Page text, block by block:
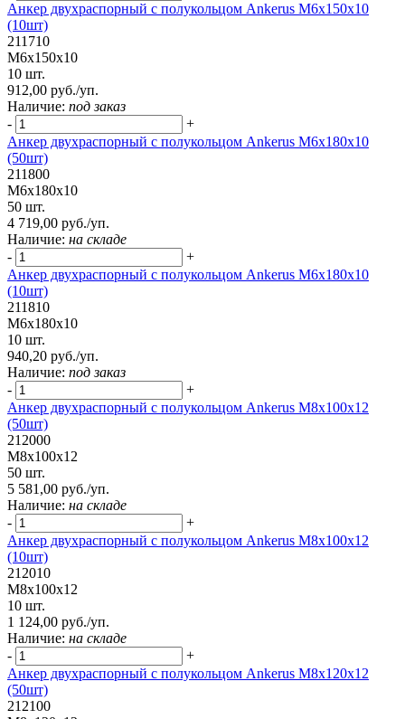
Анкер двухраспорный с полукольцом Ankerus М6х150х10
(10шт)
211710
М6х150х10
10 шт.
912,00 руб./уп.
Наличие: под заказ
-
+
Анкер двухраспорный с полукольцом Ankerus М6х180х10
(50шт)
211800
М6х180х10
50 шт.
4 719,00 руб./уп.
Наличие: на складе
-
+
Анкер двухраспорный с полукольцом Ankerus М6х180х10
(10шт)
211810
М6х180х10
10 шт.
940,20 руб./уп.
Наличие: под заказ
-
+
Анкер двухраспорный с полукольцом Ankerus М8х100х12
(50шт)
212000
М8х100х12
50 шт.
5 581,00 руб./уп.
Наличие: на складе
-
+
Анкер двухраспорный с полукольцом Ankerus М8х100х12
(10шт)
212010
М8х100х12
10 шт.
1 124,00 руб./уп.
Наличие: на складе
-
+
Анкер двухраспорный с полукольцом Ankerus М8х120х12
(50шт)
212100